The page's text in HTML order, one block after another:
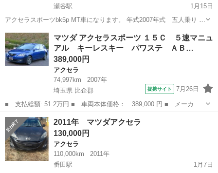
瀬谷駅
1月15日
アクセラスポーツbk5p MT車になります。 年式2007年式 五人乗り 車
検 令和6年5月 走行距離4.6万キロ 修復歴なし 現車確認可能です。 現
在足に使っておりますので走行距離増えます。 燃費良好。（高速使用
時19キロ...
神奈川 横浜市 瀬谷駅
マツダ アクセラスポーツ １５Ｃ ５速マニュ
アル キーレスキー パワステ ＡＢ…
389,000円
アクセラ
74,997km
2007年
埼玉県 比企郡
提携サイト 7月26日
■ 支払総額: 51.2万円 ■ 車両本体価格： 389,000 円 ■ メーカー
名： マツダ ■ 車種名： アクセラスポーツ ■ グレード名： １
５Ｃ ５速マニュアル キーレスキー パワステ ＡＢＳ パワーウ
ィンドウ オ...
埼玉 比企郡 アクセラ
2011年 マツダアクセラ
130,000円
アクセラ
110,000km
2011年
番田駅
1月7日